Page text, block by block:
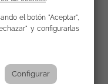
el botón "Aceptar",
y configurarlas
Configurar